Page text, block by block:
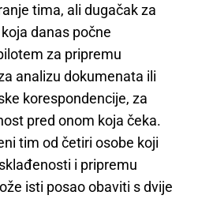
tima, ali dugačak za
danas počne
za pripremu
analizu dokumenata ili
korespondencije, za
pred onom koja čeka.
tim od četiri osobe koji
i pripremu
isti posao obaviti s dvije